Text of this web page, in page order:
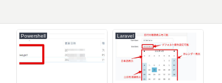
Powershell Laravel